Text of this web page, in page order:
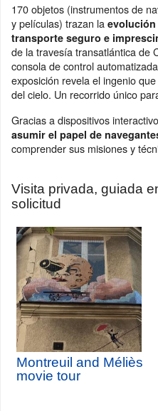
170 objetos (instrumentos de
y películas) trazan la evolución
transporte seguro e
de la travesía transatlántica de
consola de control
exposición revela el ingenio
del cielo. Un recorrido único
Gracias a dispositivos
asumir el papel de
comprender sus misiones y
Visita privada, guiada
solicitud
Montreuil and Méliès
movie tour